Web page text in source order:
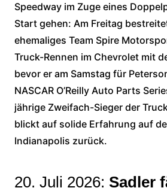
Speedway im Zuge eines
Start gehen: Am Freitag
ehemaliges Team Spire
Truck-Rennen im Chevrolet mit
bevor er am Samstag für
NASCAR O’Reilly Auto Parts
jährige Zweifach-Sieger der
blickt auf solide Erfahrung auf
Indianapolis zurück.
20. Juli 2026: Sadler